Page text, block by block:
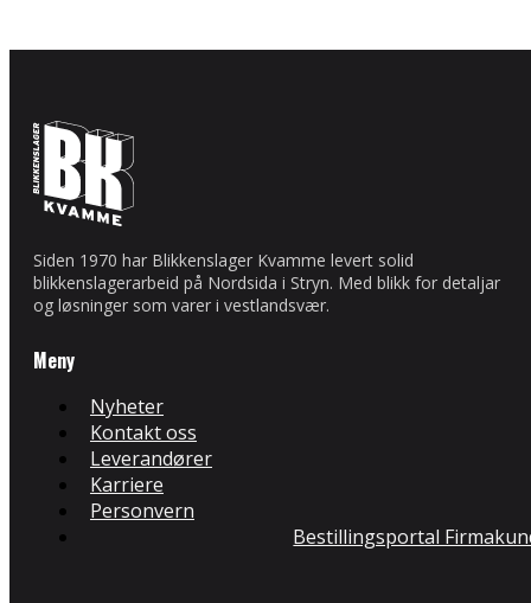
Siden 1970 har Blikkenslager Kvamme levert solid
blikkenslagerarbeid på Nordsida i Stryn. Med blikk for detaljar
og løsninger som varer i vestlandsvær.
Meny
Nyheter
Kontakt oss
Leverandører
Karriere
Personvern
Bestillingsportal